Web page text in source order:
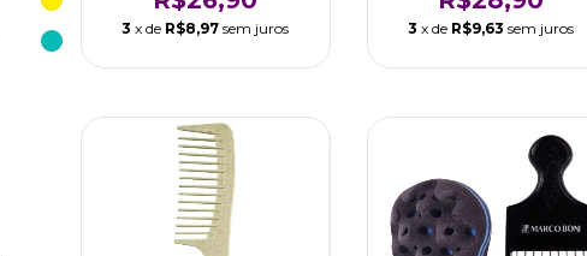
3 x de R$8,97 sem juros 3 x de R$9,63 sem juros